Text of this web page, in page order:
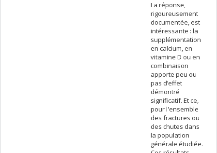
La réponse,
rigoureusement
documentée, est
intéressante : la
supplémentation
en calcium, en
vitamine D ou en
combinaison
apporte peu ou
pas d’effet
démontré
significatif. Et ce,
pour l'ensemble
des fractures ou
des chutes dans
la population
générale étudiée.